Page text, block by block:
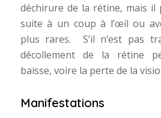
déchirure de la rétine, mais il
suite à un coup à l’œil ou
plus rares. S’il n’est pas
décollement de la rétine
baisse, voire la perte de la
Manifestations